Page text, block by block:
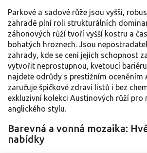
a
c
í
r
v
k
y
v
ý
s
u
Parkové a sadové růže jsou vyšší,
zahradě plní roli strukturálních
záhonových růží tvoří vyšší kostru a
bohatých hroznech. Jsou
zahrady, kde se cení jejich schopnost
vytvořit neprostupnou, kvetoucí
najdete odrůdy s prestižním oceněním
zaručuje špičkové zdraví listů i bez
exkluzivní kolekci Austinových růží pro
anglického stylu.
Barevná a vonná mozaika:
nabídky